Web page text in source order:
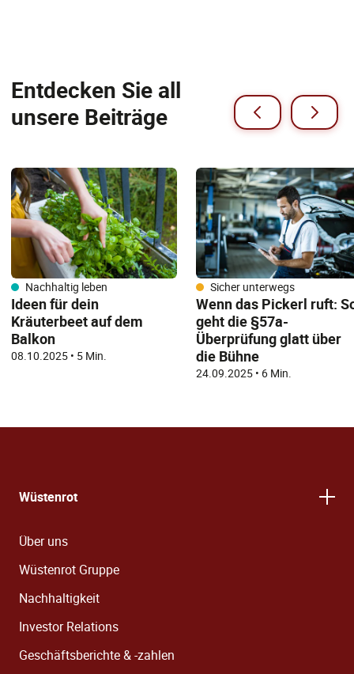
Entdecken Sie all
unsere Beiträge
Nachhaltig leben
Ideen für dein
Kräuterbeet auf dem
Balkon
08.10.2025• 5 Min.
Sicher unterwegs
Wenn das Pickerl ruft:
geht die §57a-
Überprüfung glatt über
die Bühne
24.09.2025 • 6 Min.
Wüstenrot
Über uns
Wüstenrot Gruppe
Nachhaltigkeit
Investor Relations
Geschäftsberichte & -zahlen